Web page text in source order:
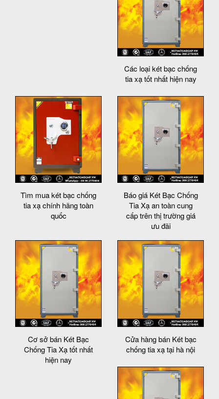
Các loại két bạc chống
tia xạ tốt nhất hiện nay
Tìm mua két bạc chống
tia xạ chính hãng toàn
quốc
Báo giá Két Bạc Chống
Tia Xạ an toàn cung
cấp trên thị trường giá
ưu đãi
Cơ sở bán Két Bạc
Chống Tia Xạ tốt nhất
hiện nay
Cửa hàng bán Két bạc
chống tia xạ tại hà nội